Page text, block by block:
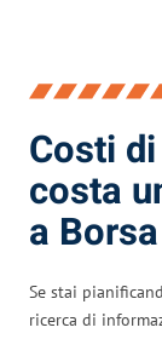
Costi
costa
a Borsa
Se stai
ricerca di